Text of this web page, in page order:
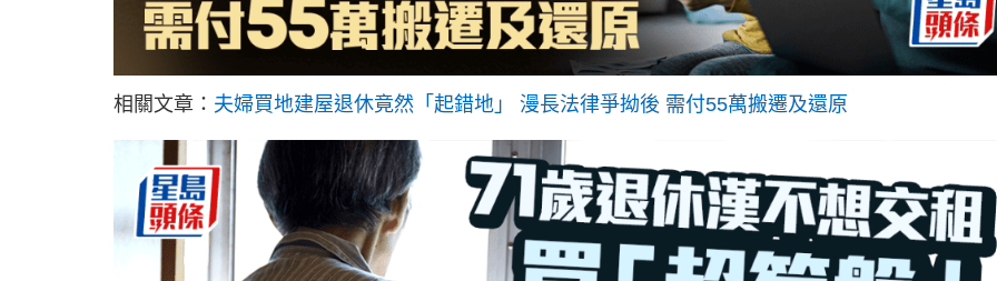
相關文章： 夫婦買地建屋退休竟然「起錯地」 漫長法律爭拗後 需付55萬搬遷及還原